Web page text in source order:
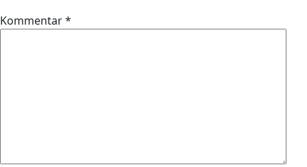
Kommentar*